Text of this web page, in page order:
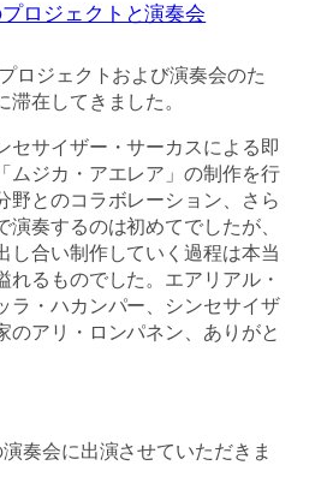
ロジェクトと演奏会
ロジェクトおよび演奏会のた
在してきました。
セサイザー・サーカスによる即
ムジカ・アエレア」の制作を行
野とのコラボレーション、さら
演奏するのは初めてでしたが、
し合い制作していく過程は本当
れるものでした。エアリアル・
ラ・ハカンパー、シンセサイザ
のアリ・ロンパネン、ありがと
奏会に出演させていただきま